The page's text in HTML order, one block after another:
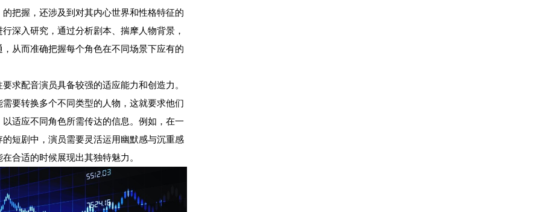
的把握，还涉及到对其内心世界和性格特征的
深入研究，通过分析剧本、揣摩人物背景，
从而准确把握每个角色在不同场景下应有的
求配音演员具备较强的适应能力和创造力。
要转换多个不同类型的人物，这就要求他们
适应不同角色所需传达的信息。例如，在一
短剧中，演员需要灵活运用幽默感与沉重感
合适的时候展现出其独特魅力。